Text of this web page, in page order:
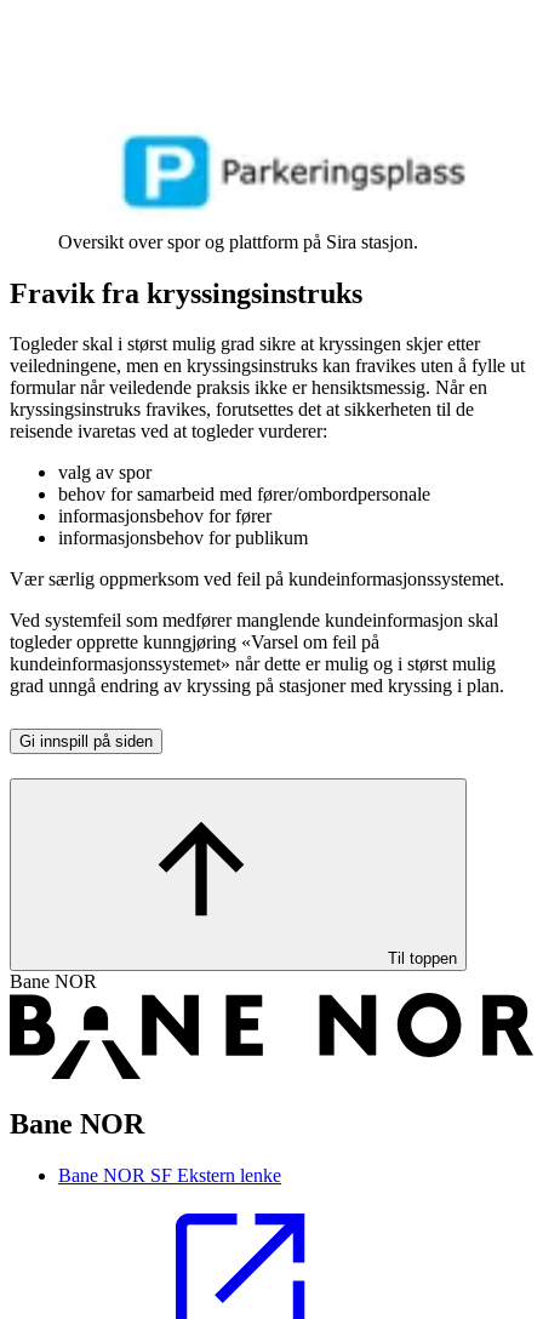
Oversikt over spor og plattform på Sira stasjon.
Fravik fra kryssingsinstruks
Togleder skal i størst mulig grad sikre at kryssingen skjer etter
veiledningene, men en kryssingsinstruks kan fravikes uten å fylle ut
formular når veiledende praksis ikke er hensiktsmessig. Når en
kryssingsinstruks fravikes, forutsettes det at sikkerheten til de
reisende ivaretas ved at togleder vurderer:
valg av spor
behov for samarbeid med fører/ombordpersonale
informasjonsbehov for fører
informasjonsbehov for publikum
Vær særlig oppmerksom ved feil på kundeinformasjonssystemet.
Ved systemfeil som medfører manglende kundeinformasjon skal
togleder opprette kunngjøring «Varsel om feil på
kundeinformasjonssystemet» når dette er mulig og i størst mulig
grad unngå endring av kryssing på stasjoner med kryssing i plan.
Gi innspill på siden
Til toppen
Bane NOR
Bane NOR
Bane NOR SF Ekstern lenke